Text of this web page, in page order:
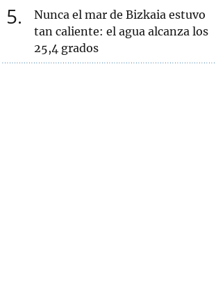
5
Nunca el mar de Bizkaia estuvo
tan caliente: el agua alcanza los
25,4 grados